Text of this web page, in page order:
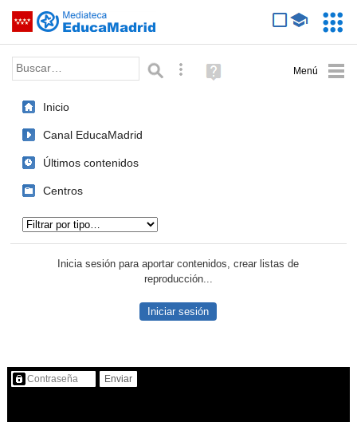
Saltar navegación
Palabra o frase: Búsqueda avanzada
Ayuda
(en
Inicio
Canal EducaMadrid
Últimos contenidos
Centros
Inicia sesión para aportar contenidos, crear listas de
reproducción...
Iniciar sesión
Contenido protegido…